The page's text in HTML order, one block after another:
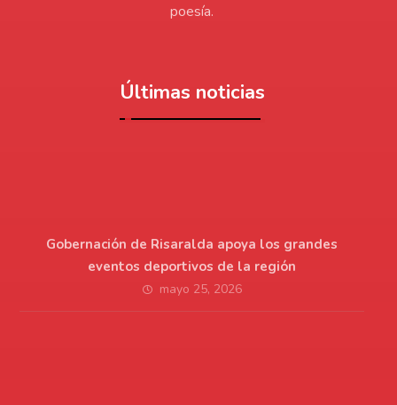
poesía.
Últimas noticias
Gobernación de Risaralda apoya los grandes
eventos deportivos de la región
mayo 25, 2026